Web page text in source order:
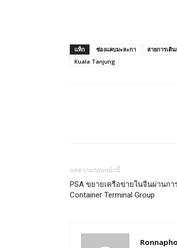
แท็ก ช่องแคบมะละกา สายการเดิน
Kuala Tanjung
บทความก่อนหน้านี้
PSA ขยายเครือข่ายในจีนผ่านกา
Container Terminal Group